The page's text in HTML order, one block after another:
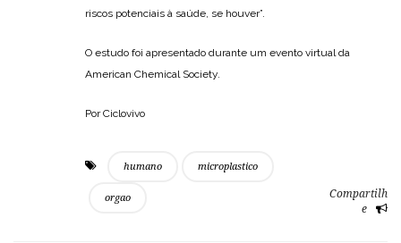
riscos potenciais à saúde, se houver”.
O estudo foi apresentado durante um evento virtual da
American Chemical Society.
Por Ciclovivo
humano microplastico
orgao
Compartilh
e